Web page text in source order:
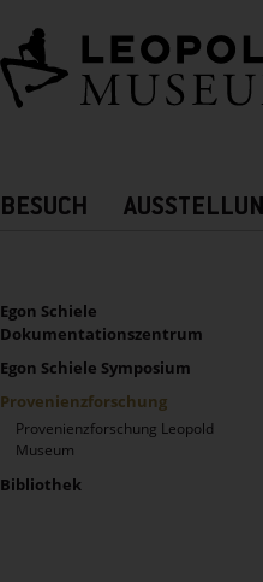
BESUCH
Sidebar
UNTERNAVIGATION
Egon Schiele
Dokumentationszentrum
Egon Schiele Symposium
Provenienzforschung
Provenienzforschung Leopold
Museum
Bibliothek